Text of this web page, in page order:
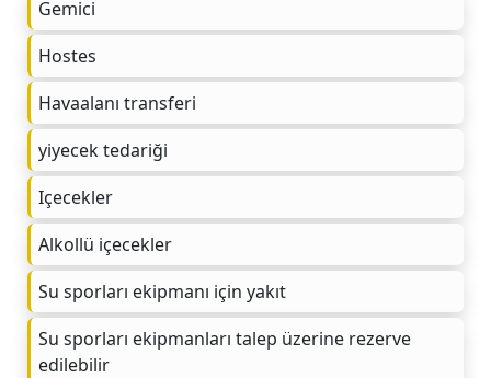
Gemici
Hostes
Havaalanı transferi
yiyecek tedariği
Içecekler
Alkollü içecekler
Su sporları ekipmanı için yakıt
Su sporları ekipmanları talep üzerine rezerve
edilebilir